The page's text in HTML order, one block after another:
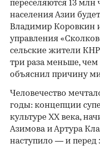
переселяются 13 млн
населения Азии
Владимир Коровкин
управления
сельские жители
три раза меньше,
объяснил причину
Человечество
годы: концепции
культуре XX века,
Азимова и Артура
наступило — и